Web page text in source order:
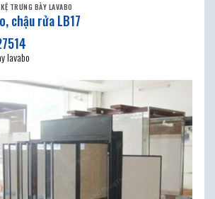
TRƯNG BÀY LAVABO
chậu rửa LB17
lavabo